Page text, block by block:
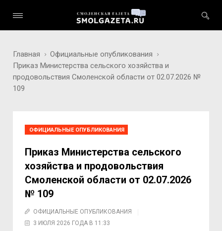
Главная
Официальные опубликования
Приказ Министерства сельского хозяйства и
продовольствия Смоленской области от 02.07.2026 №
109
ОФИЦИАЛЬНЫЕ ОПУБЛИКОВАНИЯ
Приказ Министерства сельского
хозяйства и продовольствия
Смоленской области от 02.07.2026
№ 109
ОФИЦИАЛЬНЫЕ ОПУБЛИКОВАНИЯ
3 ИЮЛЯ 2026 ГОДА В 11:33